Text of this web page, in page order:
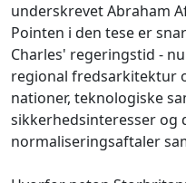
underskrevet Abraham
Pointen i den tese er
Charles' regeringstid -
regional fredsarkitektur
nationer, teknologiske
sikkerhedsinteresser og
normaliseringsaftaler